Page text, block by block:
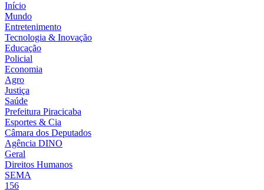
Início
Mundo
Entretenimento
Tecnologia & Inovação
Educação
Policial
Economia
Agro
Justiça
Saúde
Prefeitura Piracicaba
Esportes & Cia
Câmara dos Deputados
Agência DINO
Geral
Direitos Humanos
SEMA
156